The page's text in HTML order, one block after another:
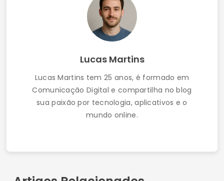
Como Recuperar Fotos Excluídas do Cartão de
Memória
Contato